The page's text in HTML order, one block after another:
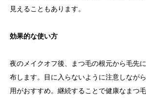
見えることもあります。
効果的な使い方
夜のメイクオフ後、まつ毛の根元から毛先
布します。目に入らないように注意しなが
用がおすすめ。継続することで健康なまつ